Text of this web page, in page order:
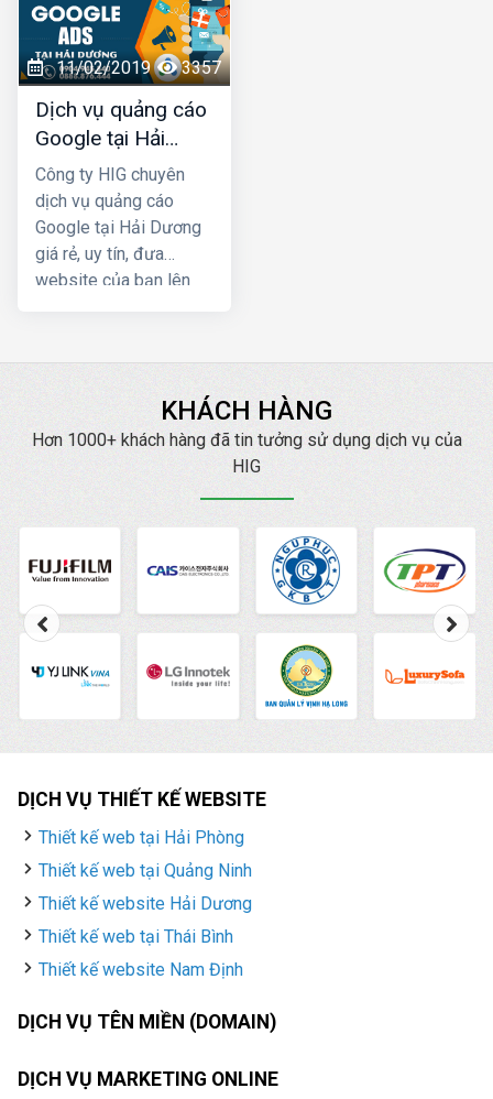
giúp cho khách hàng
chủ động tìm đến bạn
còn có tác dụng trong
việc lan tỏa, tăng nhận
diện thương hiệu của
bạn trên Internet
11/02/2019 3357
Dịch vụ quảng cáo
Google tại Hải
Dương giá rẻ
Công ty HIG chuyên
dịch vụ quảng cáo
Google tại Hải Dương
giá rẻ, uy tín, đưa
website của bạn lên
nhanh chóng với chi phí
KHÁCH HÀNG
Hơn 1000+ khách hàng đã tin tưởng sử dụng dịch vụ của
HIG
DỊCH VỤ THIẾT KẾ WEBSITE
Thiết kế web tại Hải Phòng
Thiết kế web tại Quảng Ninh
Thiết kế website Hải Dương
Thiết kế web tại Thái Bình
Thiết kế website Nam Định
DỊCH VỤ TÊN MIỀN (DOMAIN)
DỊCH VỤ MARKETING ONLINE